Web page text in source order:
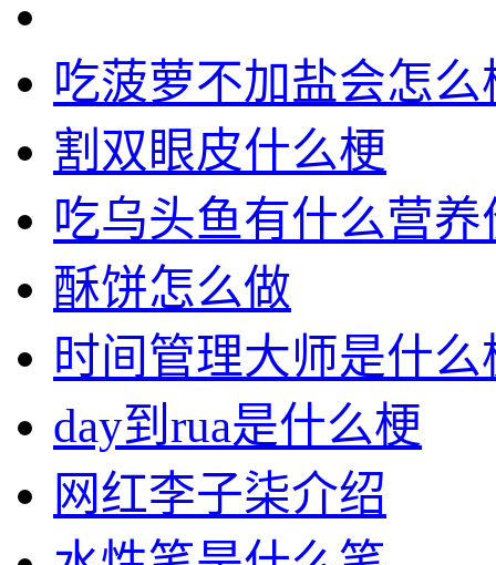
吃菠萝不加盐会怎么
割双眼皮什么梗
吃乌头鱼有什么营养
酥饼怎么做
时间管理大师是什么
day到rua是什么梗
网红李子柒介绍